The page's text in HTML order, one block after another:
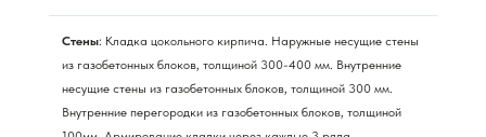
Стены: Кладка цокольного кирпича. Наружные несущие стены
из газобетонных блоков, толщиной 300-400 мм. Внутренние
несущие стены из газобетонных блоков, толщиной 300 мм.
Внутренние перегородки из газобетонных блоков, толщиной